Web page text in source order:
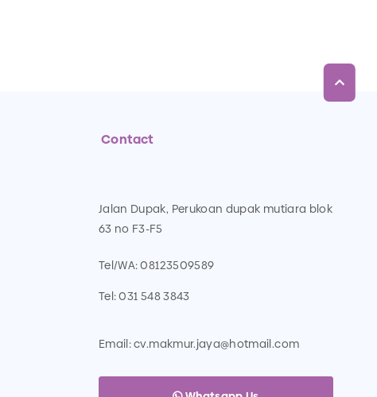
Contact
Jalan Dupak, Perukoan dupak mutiara blok
63 no F3-F5
Tel/WA:08123509589
Tel:031 548 3843
Email:cv.makmur.jaya@hotmail.com